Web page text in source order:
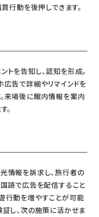
行動を後押しできます。
を告知し、認知を形成。
告で詳細やリマインドを
来場後に館内情報を案内
。
情報を訴求し、旅行者の
語で広告を配信すること
行動を増やすことが可能
し、次の施策に活かせま